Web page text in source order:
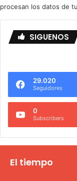
procesan los datos de
SIGUENOS
29.020
Seguidores
0
Subscribers
El tiempo